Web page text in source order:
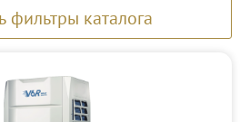
фильтры каталога